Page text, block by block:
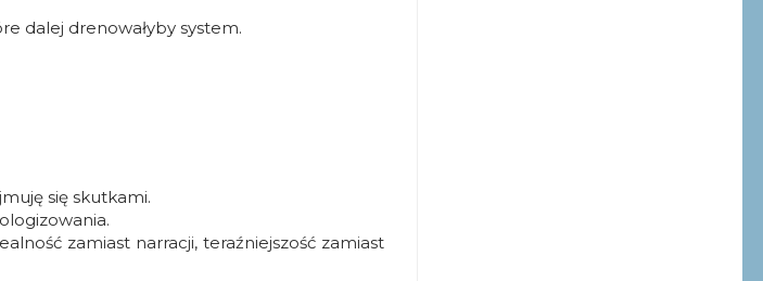
dalej drenowałyby system.
się skutkami.
zamiast narracji, teraźniejszość zamiast